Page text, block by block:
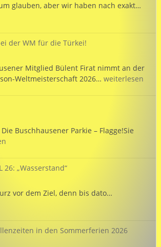
glauben, aber wir haben nach exakt…
der WM für die Türkei!
Mitglied Bülent Firat nimmt an der
Weltmeisterschaft 2026… Bülent
für
weiterlesen
Buschhausener Parkie – Flagge!Sie
26: „Wasserstand“
vor dem Ziel, denn bis dato…
in den Sommerferien 2026